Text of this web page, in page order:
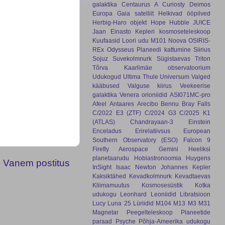
Vanem postitus
galaktika
Centaurus A Curiosty
Deimos
Europa
Gaia satelliit
Helkivad ööpilved
Herbig-Haro objekt
Hope Hubble JUICE
Jaan Einasto
Kepleri kosmoseteleskoop
Kuufaasid Loori udu M101 Noova OSIRIS-
REx Odysseus Planeedi kattumine Siirius
Sojuz
Suvekolmnurk Sügistaevas
Triton
Tõrva Kaarlimäe observatoorium
Udukogud Ultima Thule Universum Valged
kääbused
Valguse kiirus
Veekeerise
galaktika Venera orioniidid ASI071MC-pro
Afeel Antaares Arecibo Bennu Bray Falls
C/2022 E3 (ZTF) C/2024 G3 C/2025 K1
(ATLAS)
Chandrayaan-3
Einstein
Enceladus
Erirelatiivsus
European
Southern Observatory (ESO)
Falcon 9
Firefly Aerospace
Gemini
Heeliksi
planetaarudu
Hobiastronoomia
Huygens
InSight
Isaac Newton
Johannes Kepler
Kaksiktähed Kevadkolmnurk Kevadtaevas
Kliimamuutus
Kosmosesüstik
Kotka
udukogu
Leonhard Leoniidid
Libratsioon
Lucy Luna 25 Lüriidid M104 M13 M3 M31
Magnetar
Peegelteleskoop
Planeetide
paraad
Psyche Põhja-Ameerika udukogu